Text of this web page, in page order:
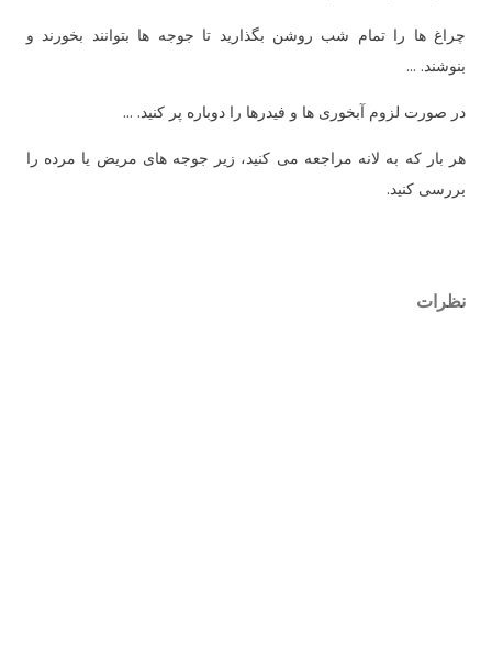
چراغ ها را تمام شب روشن بگذارید تا جوجه ها بتوانند بخورند و
بنوشند. ...
در صورت لزوم آبخوری ها و فیدرها را دوباره پر کنید. ...
هر بار که به لانه مراجعه می کنید، زیر جوجه های مریض یا مرده را
بررسی کنید.
نظرات